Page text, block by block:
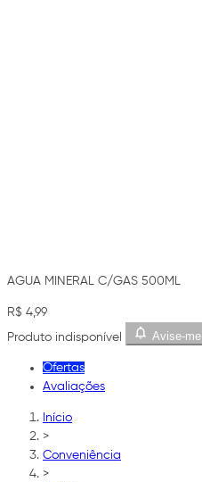
AGUA MINERAL C/GAS 500ML
R$ 4,99
Produto indisponível
Avise-me
Ofertas
Avaliações
Início
>
Conveniência
>